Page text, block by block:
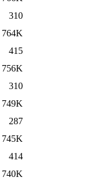
310
764K
415
756K
310
749K
287
745K
414
740K